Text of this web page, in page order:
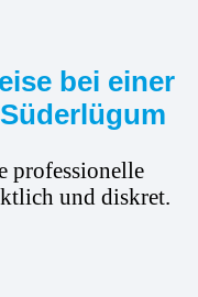
bei einer
professionelle
und diskret.